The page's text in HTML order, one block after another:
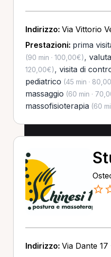
Indirizzo: Via Vittorio
Prestazioni: prima
(90 min · 100,00€),
120,00€), visita di
pediatrico (45 min ·
massaggio (60 min ·
massofisioterapia(60
Indirizzo: Via Dante